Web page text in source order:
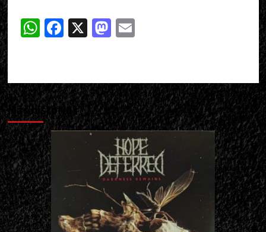
WhatsApp
Facebook
X Mastodon
Email
Más historias